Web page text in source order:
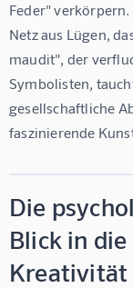
Feder" verkörpern.
Netz aus Lügen,
maudit", der
Symbolisten,
gesellschaftliche
faszinierende
Die
Blick in
Kreativität